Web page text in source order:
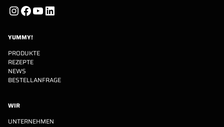
InstagramFacebook YouTube LinkedIn
YUMMY!
PRODUKTE
REZEPTE
NEWS
BESTELLANFRAGE
WIR
UNTERNEHMEN